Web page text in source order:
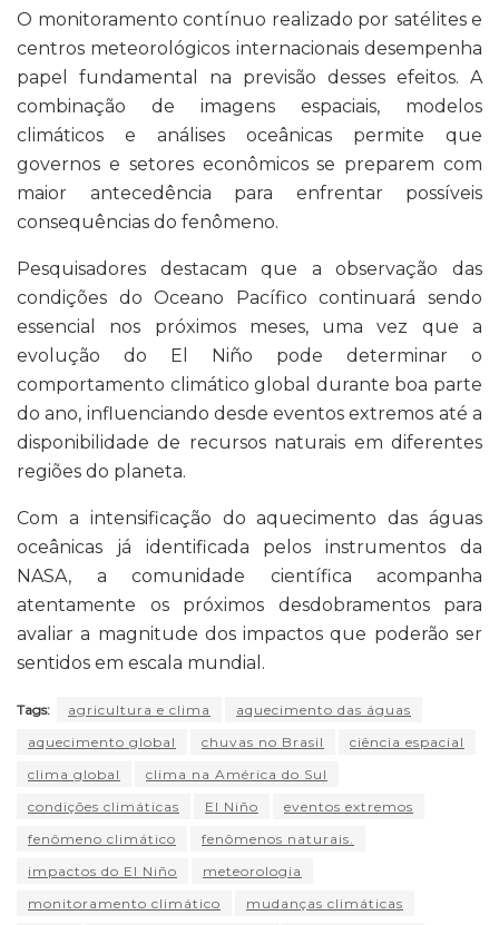
O monitoramento contínuo realizado por satélites e
centros meteorológicos internacionais desempenha
papel fundamental na previsão desses efeitos. A
combinação de imagens espaciais, modelos
climáticos e análises oceânicas permite que
governos e setores econômicos se preparem com
maior antecedência para enfrentar possíveis
consequências do fenômeno.
Pesquisadores destacam que a observação das
condições do Oceano Pacífico continuará sendo
essencial nos próximos meses, uma vez que a
evolução do El Niño pode determinar o
comportamento climático global durante boa parte
do ano, influenciando desde eventos extremos até a
disponibilidade de recursos naturais em diferentes
regiões do planeta.
Com a intensificação do aquecimento das águas
oceânicas já identificada pelos instrumentos da
NASA, a comunidade científica acompanha
atentamente os próximos desdobramentos para
avaliar a magnitude dos impactos que poderão ser
sentidos em escala mundial.
Tags: agricultura e clima
aquecimento das águas
aquecimento global
chuvas no Brasil
ciência espacial
clima global
clima na América do Sul
condições climáticas
El Niño
eventos extremos
fenômeno climático
fenômenos naturais.
impactos do El Niño
meteorologia
monitoramento climático
mudanças climáticas